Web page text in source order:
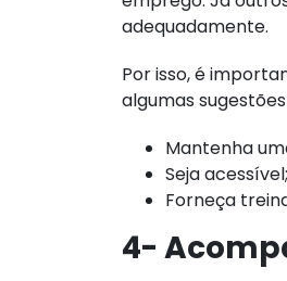
adequadamente.
Por isso, é
algumas
Mantenha
Seja acessível;
Forneça
4-